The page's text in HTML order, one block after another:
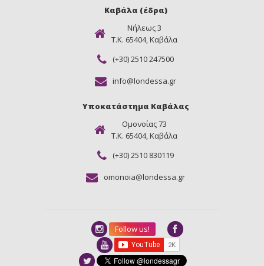
Καβάλα (έδρα)
Νήλεως 3
Τ.Κ. 65404, Καβάλα
(+30) 2510 247500
info@londessa.gr
Υποκατάστημα Καβάλας
Ομονοίας 73
Τ.Κ. 65404, Καβάλα
(+30) 2510 830119
omonoia@londessa.gr
Follow us!